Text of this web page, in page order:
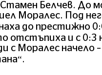
Стамен Белчев. До
Моралес. Под
до престижно
отстъпиха и с 0:3
с Моралес начело